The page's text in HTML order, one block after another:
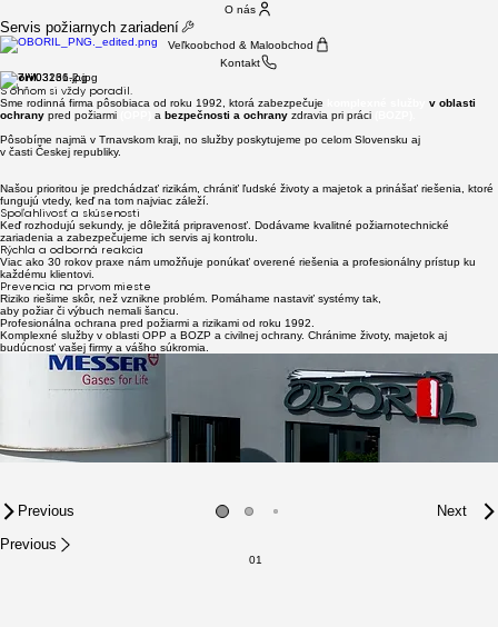
O nás
Servis požiarnych zariadení
Veľkoobchod & Maloobchod
Kontakt
Oboril.
S ohňom si vždy poradil.
Sme rodinná firma pôsobiaca od roku 1992, ktorá zabezpečuje
v oblasti
ochrany pred požiarmi a bezpečnosti a ochrany zdravia pri práci
Pôsobíme najmä v Trnavskom kraji, no služby poskytujeme po celom Slovensku aj
v časti Českej republiky.
Našou prioritou je predchádzať rizikám, chrániť ľudské životy a majetok a prinášať riešenia, ktoré
fungujú vtedy, keď na tom najviac záleží.
Spoľahlivosť a skúsenosti
Keď rozhodujú sekundy, je dôležitá pripravenosť. Dodávame kvalitné požiarnotechnické
zariadenia a zabezpečujeme ich servis aj kontrolu.
Rýchla a odborná reakcia
Viac ako 30 rokov praxe nám umožňuje ponúkať overené riešenia a profesionálny prístup ku
každému klientovi.
Prevencia na prvom mieste
Riziko riešime skôr, než vznikne problém. Pomáhame nastaviť systémy tak,
aby požiar či výbuch nemali šancu.
Profesionálna ochrana pred požiarmi a rizikami od roku 1992.
Komplexné služby v oblasti OPP a BOZP a civilnej ochrany. Chránime životy, majetok aj
budúcnosť vašej firmy a vášho súkromia.
Hasiaca technika
& servis
Predaj, montáž a servis:
prenosných a pojazdných hasiacich prístrojov,
hydrantových systémov a príslušenstva,
Vlastné certifikované servisné stredisko.
Rýchlo. Odborne. V súlade s legislatívou.
S nami to máte pod kontrolou.
Prevencia & kontrola
Prevencia a kontrola, predchádzajú nečakaným katastrofám.
Pravidelné kontroly, revízie a odborné prehliadky zariadení. Minimalizujeme riziká skôr, než
vzniknú problémy.
Spoľahlivosť a servis
Nechajte to na nás.
Kompletný servis od dodania až po údržbu.
Rýchla reakcia, odborný tím a riešenia na mieru.
Previous
Next
Previous
01